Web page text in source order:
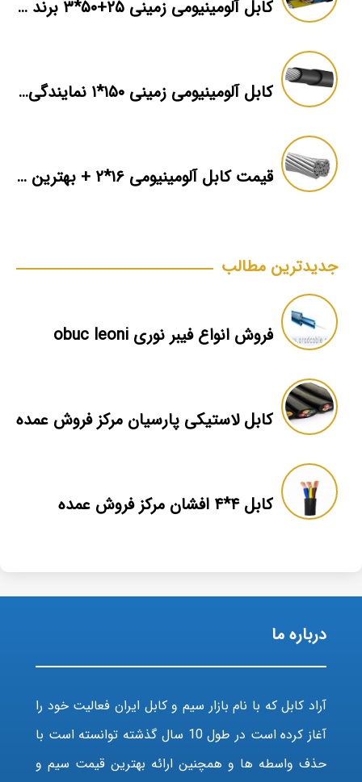
کابل آلومینیومی زمینی ۲۵+۵۰*۳ برند ماهان
کابل آلومینیومی زمینی ۱۵۰*۱ نمایندگی فروش
قیمت کابل آلومینیومی ۱۶*۲ + بهترین برند بازار + اطلاعات فنی
جدیدترین مطالب
فروش انواع فیبر نوری obuc leoni
کابل لاستیکی پارسیان مرکز فروش عمده
کابل ۴*۴ افشان مرکز فروش عمده
درباره ما
آراد کابل که با نام بازار سیم و کابل ایران فعالیت خود را
آغاز کرده است در طول 10 سال گذشته توانسته است با
حذف واسطه ها و همچنین ارائه بهترین قیمت سیم و